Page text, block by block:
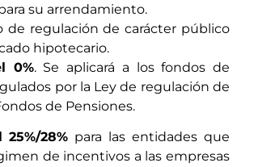
su arrendamiento.
de regulación de carácter público
hipotecario.
0%. Se aplicará a los fondos de
por la Ley de regulación de
de Pensiones.
28% para las entidades que
de incentivos a las empresas